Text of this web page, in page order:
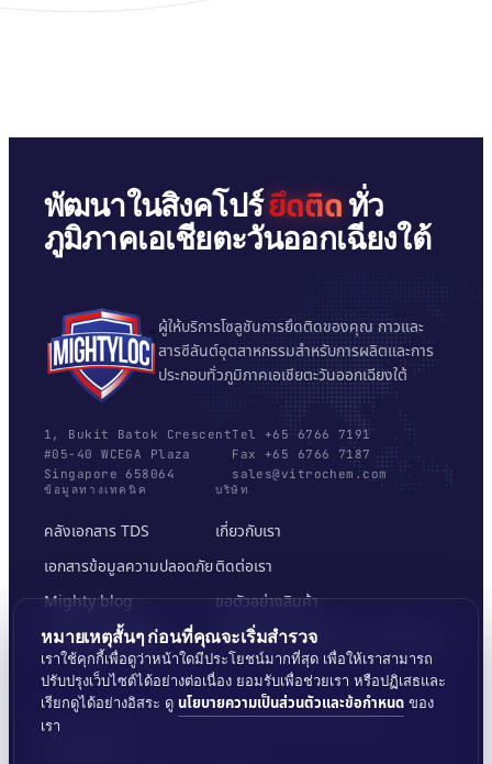
พัฒนาในสิงคโปร์ยึดติด ทั่ว
ภูมิภาคเอเชียตะวันออกเฉียงใต้
ผู้ให้บริการโซลูชันการยึดติดของคุณ กาวและ
สารซีลันต์อุตสาหกรรมสำหรับการผลิตและการ
ประกอบทั่วภูมิภาคเอเชียตะวันออกเฉียงใต้
1, Bukit Batok Crescent
#05-40 WCEGA Plaza
Singapore 658064
Tel +65 6766 7191
Fax +65 6766 7187
sales@vitrochem.com
ข้อมูลทางเทคนิค
คลังเอกสาร TDS
เอกสารข้อมูลความปลอดภัย
Mighty blog
เครื่องมือเลือกพื้นผิว
บริษัท
เกี่ยวกับเรา
ติดต่อเรา
ขอตัวอย่างสินค้า
นโยบายความเป็นส่วนตัวและข้อกำหนด
© 2026 MIGHTYLOC™ · VITROCHEM TECHNOLOGY ·
หมายเหตุสั้นๆ ก่อนที่คุณจะเริ่มสำรวจ
เราใช้คุกกี้เพื่อดูว่าหน้าใดมีประโยชน์มากที่สุด เพื่อให้เราสามารถ
ปรับปรุงเว็บไซต์ได้อย่างต่อเนื่อง ยอมรับเพื่อช่วยเรา หรือปฏิเสธและ
เรียกดูได้อย่างอิสระ ดู นโยบายความเป็นส่วนตัวและข้อกำหนด ของ
เรา